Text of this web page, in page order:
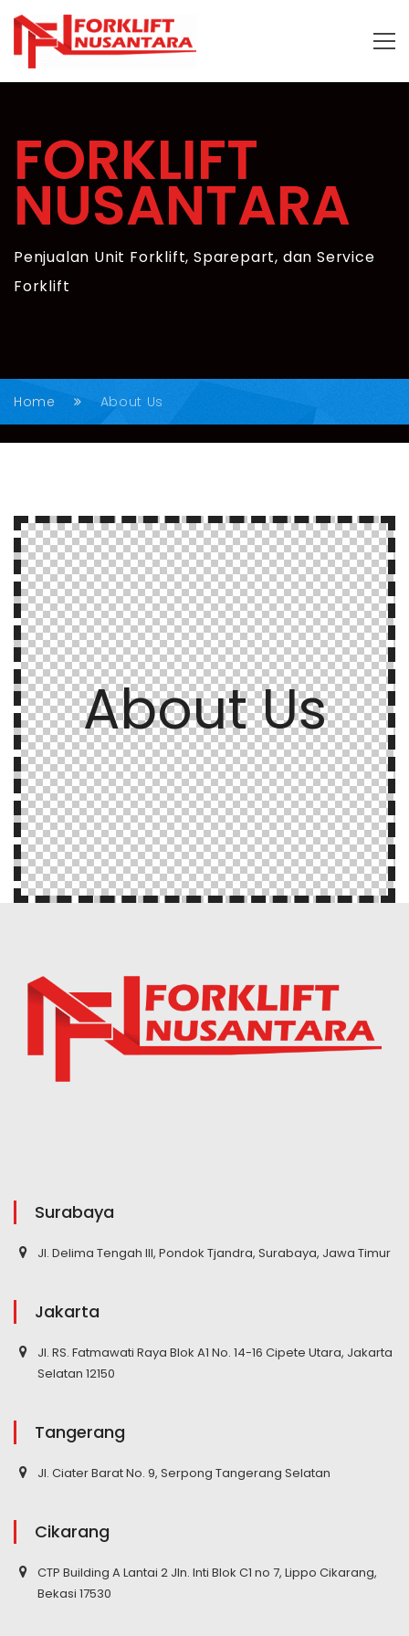
FORKLIFT
NUSANTARA
Penjualan Unit Forklift, Sparepart, dan Service
Forklift
Home About Us
About Us
Surabaya
Jl. Delima Tengah III, Pondok Tjandra, Surabaya, Jawa Timur
Jakarta
Jl. RS. Fatmawati Raya Blok A1 No. 14-16 Cipete Utara, Jakarta
Selatan 12150
Tangerang
Jl. Ciater Barat No. 9, Serpong Tangerang Selatan
Cikarang
CTP Building A Lantai 2 Jln. Inti Blok C1 no 7, Lippo Cikarang,
Bekasi 17530